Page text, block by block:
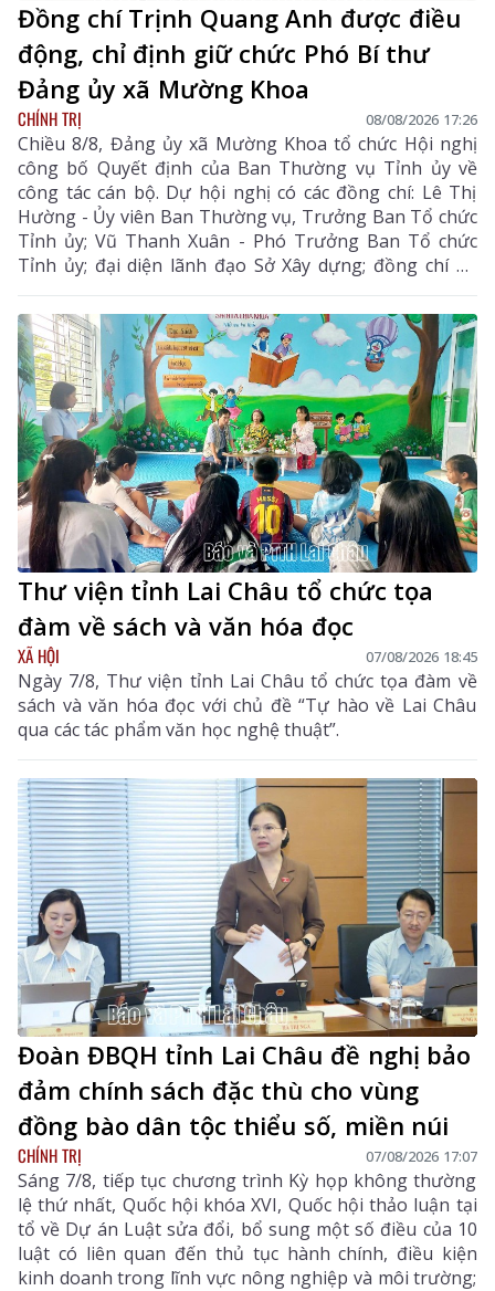
Đồng chí Trịnh Quang Anh được điều
động, chỉ định giữ chức Phó Bí thư
Đảng ủy xã Mường Khoa
CHÍNH TRỊ 08/08/2026 17:26
Chiều 8/8, Đảng ủy xã Mường Khoa tổ chức Hội nghị
công bố Quyết định của Ban Thường vụ Tỉnh ủy về
công tác cán bộ. Dự hội nghị có các đồng chí: Lê Thị
Hường - Ủy viên Ban Thường vụ, Trưởng Ban Tổ chức
Tỉnh ủy; Vũ Thanh Xuân - Phó Trưởng Ban Tổ chức
Tỉnh ủy; đại diện lãnh đạo Sở Xây dựng; đồng chí Lò
Văn Biên - Bí thư Đảng ủy, Chủ tịch HĐND xã Mường
Khoa.
Thư viện tỉnh Lai Châu tổ chức tọa
đàm về sách và văn hóa đọc
XÃ HỘI 07/08/2026 18:45
Ngày 7/8, Thư viện tỉnh Lai Châu tổ chức tọa đàm về
sách và văn hóa đọc với chủ đề “Tự hào về Lai Châu
qua các tác phẩm văn học nghệ thuật”.
Đoàn ĐBQH tỉnh Lai Châu đề nghị bảo
đảm chính sách đặc thù cho vùng
đồng bào dân tộc thiểu số, miền núi
CHÍNH TRỊ 07/08/2026 17:07
Sáng 7/8, tiếp tục chương trình Kỳ họp không thường
lệ thứ nhất, Quốc hội khóa XVI, Quốc hội thảo luận tại
tổ về Dự án Luật sửa đổi, bổ sung một số điều của 10
luật có liên quan đến thủ tục hành chính, điều kiện
kinh doanh trong lĩnh vực nông nghiệp và môi trường;